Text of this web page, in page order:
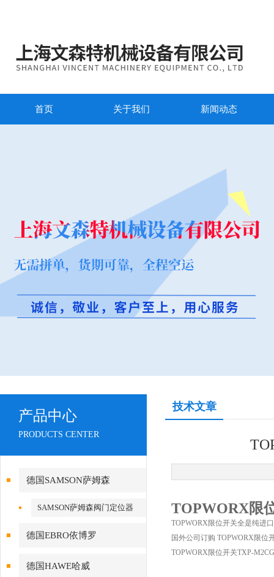
首页 关于我们 新闻动态
产品中心
PRODUCTS CENTER
德国SAMSON萨姆森
SAMSON萨姆森阀门定位器
德国EBRO依博罗
德国HAWE哈威
技术文章
TOPWORX限
TOPWORX限位开关全是纯进
国外公司订购 TOPWORX限位
TOPWORX限位开关TXP-